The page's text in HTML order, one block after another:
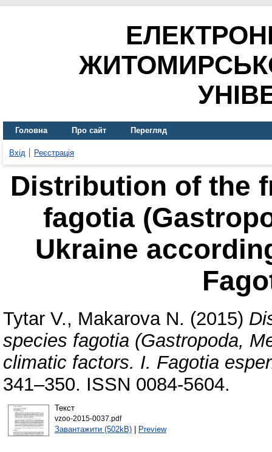
Головна Про сайт Перегляд
Вхід Реєстрація
Distribution of the
fagotia
Ukraine
Tytar V., Makarova N. (2015)
species fagotia (Gastropoda,
climatic factors. I. Fagotia
341–350. ISSN 0084-5604.
Текст
vzoo-2015-0037.pdf
Завантажити (502kB)| Preview